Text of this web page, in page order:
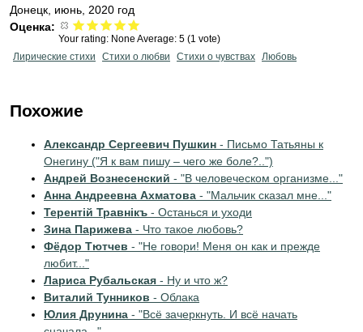
Донецк, июнь, 2020 год
Оценка:
Your rating: None Average: 5 (1 vote)
Лирические стихи
Стихи о любви Стихи о чувствах Любовь
Похожие
Александр Сергеевич Пушкин - Письмо Татьяны к
Онегину ("Я к вам пишу – чего же боле?..")
Андрей Вознесенский - "В человеческом организме..."
Анна Андреевна Ахматова - "Мальчик сказал мне..."
Терентiй Травнiкъ - Останься и уходи
Зина Парижева - Что такое любовь?
Фёдор Тютчев - "Не говори! Меня он как и прежде
любит..."
Лариса Рубальская - Ну и что ж?
Виталий Тунников - Облака
Юлия Друнина - "Всё зачеркнуть. И всё начать